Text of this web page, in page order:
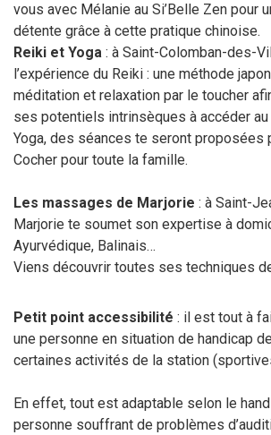
vous avec Mélanie au Si’Belle Zen pour
détente grâce à cette pratique chinoise.
Reiki et Yoga : à Saint-Colomban-des-
l’expérience du Reiki : une méthode
méditation et relaxation par le toucher
ses potentiels intrinsèques à accéder
Yoga, des séances te seront proposées
Cocher pour toute la famille.
Les massages de Marjorie : à Saint-
Marjorie te soumet son expertise à
Ayurvédique, Balinais…
Viens découvrir toutes ses techniques
Petit point accessibilité : il est tout à
une personne en situation de handicap
certaines activités de la station
En effet, tout est adaptable selon le
personne souffrant de problèmes